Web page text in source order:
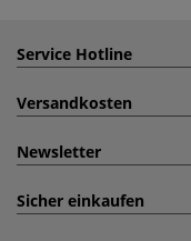
Service Hotline
Versandkosten
Newsletter
Sicher einkaufen